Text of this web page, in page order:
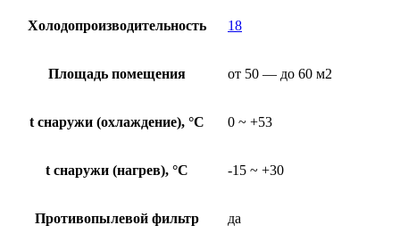
Холодопроизводительность 18
Площадь помещения от 50 — до 60 м2
t снаружи (охлаждение), °C 0 ~ +53
t снаружи (нагрев), °C -15 ~ +30
Противопылевой фильтр да